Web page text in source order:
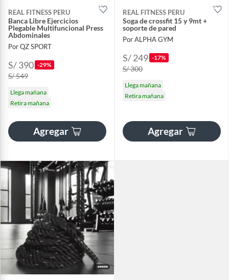
REAL FITNESS PERU
Banca Libre Ejercicios
Plegable Multifuncional Press
Abdominales
Por QZ SPORT
S/ 390 -29%
S/ 549
Llega mañana
Retira mañana
Agregar
REAL FITNESS PERU
Soga de crossfit 15 y 9mt +
soporte de pared
Por ALPHA GYM
S/ 249 -17%
S/ 300
Llega mañana
Retira mañana
Agregar